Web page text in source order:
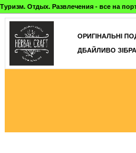
Туризм. Отдых. Развлечения - все на
ОРИГІНАЛЬНІ
ДБАЙЛИВО